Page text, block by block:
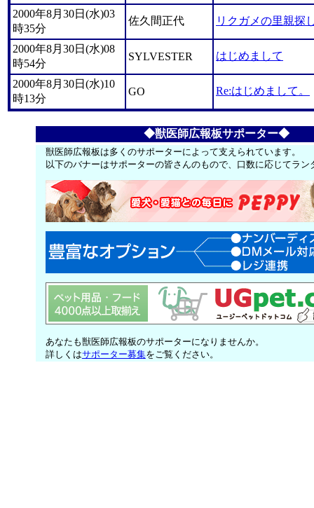
2000年8月30日(水)03
時35分
佐久間正代 リクガメの里親探
2000年8月30日(水)08
時54分
SYLVESTER はじめまして
2000年8月30日(水)10
時13分
GO Re:はじめまして。
◆獣医師広報板サポーター◆
獣医師広報板は多くのサポーターによって支えられています。
以下のバナーはサポーターの皆さんのもので、口数に応じてラ
あなたも獣医師広報板のサポーターになりませんか。
詳しくはサポーター募集をご覧ください。